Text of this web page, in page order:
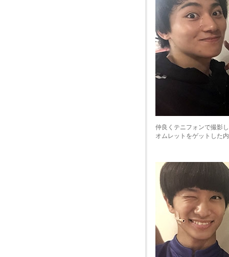
仲良くテニフォンで撮影
オムレットをゲットした